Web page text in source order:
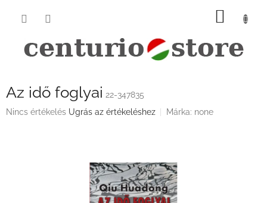
KOSÁR
Az idő foglyai 22-347835
A
Nincs értékelés Ugrás az értékeléshez Márka: none